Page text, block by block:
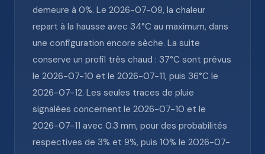
demeure à 0%. Le 2026-07-09, la chaleur
repart à la hausse avec 34°C au maximum, dans
une configuration encore sèche. La suite
conserve un profil très chaud : 37°C sont prévus
le 2026-07-10 et le 2026-07-11, puis 36°C le
2026-07-12. Les seules traces de pluie
signalées concernent le 2026-07-10 et le
2026-07-11 avec 0.3 mm, pour des probabilités
respectives de 3% et 9%, puis 10% le 2026-07-